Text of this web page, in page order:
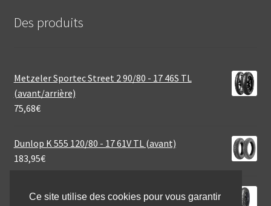
Des produits
Metzeler Sportec Street 2 90/80 - 17 46S TL
(avant/arrière)
75,68€
Dunlop K 555 120/80 - 17 61V TL (avant)
183,95€
Mitas MC 7 2.75 - 18 42P TT (avant/arrière)
Ce site utilise des cookies pour vous garantir